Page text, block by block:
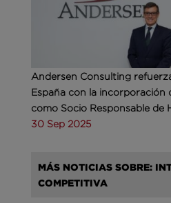
Andersen Consulting
España con la incorporación
como Socio Responsable de
30 Sep 2025
MÁS NOTICIAS SOBRE:
COMPETITIVA